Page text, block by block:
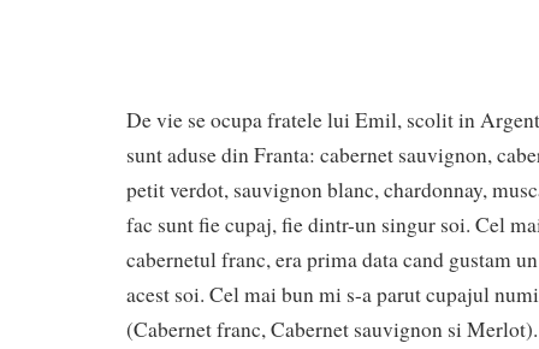
De vie se ocupa fratele lui Emil, scolit in
sunt aduse din Franta: cabernet sauvignon,
petit verdot, sauvignon blanc, chardonnay,
fac sunt fie cupaj, fie dintr-un singur soi. Cel
cabernetul franc, era prima data cand gustam
acest soi. Cel mai bun mi s-a parut cupajul
(Cabernet franc, Cabernet sauvignon si